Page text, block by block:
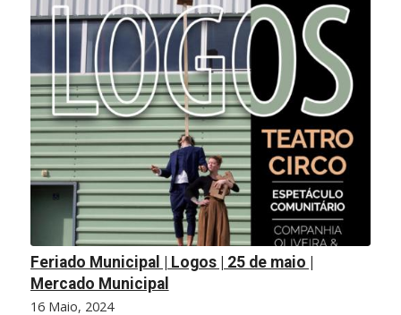
Feriado Municipal | Logos | 25 de maio |
Mercado Municipal
16 Maio, 2024